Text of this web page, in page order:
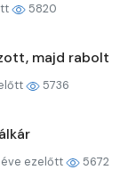
5820
majd rabolt
5736
éve ezelőtt 5672